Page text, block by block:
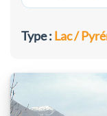
Type : Lac /